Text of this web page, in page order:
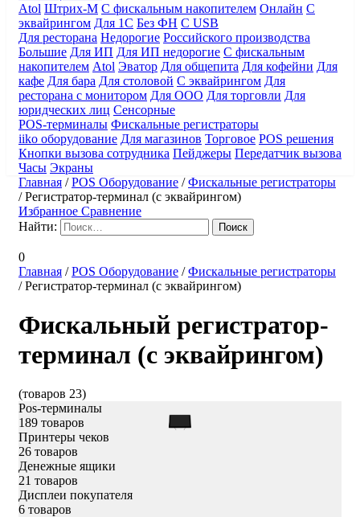
Atol Штрих-М С фискальным накопителем Онлайн С
эквайрингом Для 1С Без ФН С USB
Для ресторана Недорогие Российского производства
Большие Для ИП Для ИП недорогие С фискальным
накопителем Atol Эватор Для общепита Для кофейни Для
кафе Для бара Для столовой С эквайрингом Для
ресторана с монитором Для ООО Для торговли Для
юридческих лиц Сенсорные
POS-терминалы Фискальные регистраторы
iiko оборудование Для магазинов Торговое POS решения
Кнопки вызова сотрудника Пейджеры Передатчик вызова
Часы Экраны
Главная /POS Оборудование /Фискальные регистраторы
/Регистратор-терминал (с эквайрингом)
Избранное Сравнение
Найти:
0
Главная /POS Оборудование /Фискальные регистраторы
/Регистратор-терминал (с эквайрингом)
Фискальный регистратор-
терминал (с эквайрингом)
(товаров 23)
Pos-терминалы
189 товаров
Принтеры чеков
26 товаров
Денежные ящики
21 товаров
Дисплеи покупателя
6 товаров